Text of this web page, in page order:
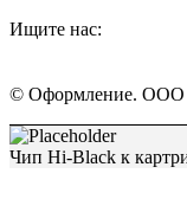
Ищите нас:
Вконтакте
открывается
в
новом
WhatsApp
открывается
в
новом
Telegram
открывается
в
новом
© Оформление. ООО
Вверх
Чип Hi-Black к